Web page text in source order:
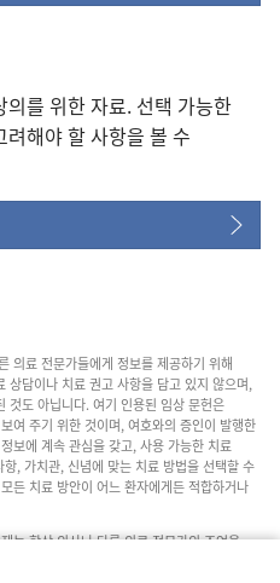
를 위한 자료. 선택 가능한
려해야 할 사항을 볼 수
의료 전문가들에게 정보를 제공하기 위해
상담이나 치료 권고 사항을 담고 있지 않으며,
것도 아닙니다. 여기 인용된 임상 문헌은
여 주기 위한 것이며, 여호와의 증인이 발행한
보에 계속 관심을 갖고, 사용 가능한 치료
, 가치관, 신념에 맞는 치료 방법을 선택할 수
든 치료 방안이 어느 환자에게든 적합하거나
는 항상 의사나 다른 의료 전문가의 조언을